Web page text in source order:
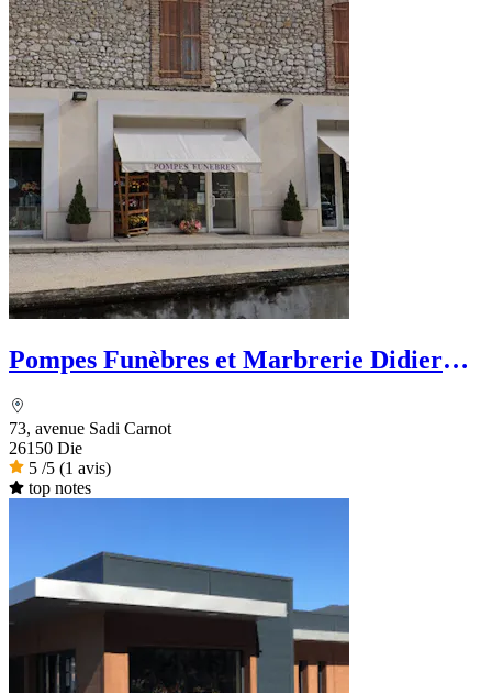
Pompes Funèbres et Marbrerie Didier
73, avenue Sadi Carnot
26150 Die
5 /5 (1 avis)
top notes